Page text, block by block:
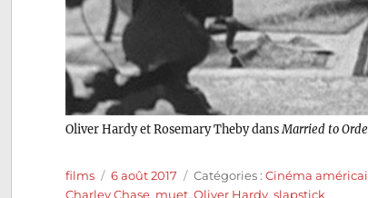
Oliver Hardy et Rosemary Theby dans Married to
Auteur
films
Publié
le
6 août 2017 Catégories
Catégories :Cinéma
Charley Chase, muet,Oliver Hardy,slapstick